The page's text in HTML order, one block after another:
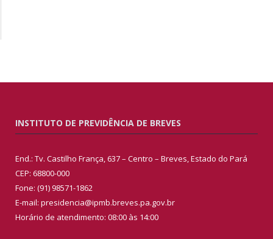
INSTITUTO DE PREVIDÊNCIA DE BREVES
End.: Tv. Castilho França, 637 – Centro – Breves, Estado do Pará
CEP: 68800-000
Fone: (91) 98571-1862
E-mail: presidencia@ipmb.breves.pa.gov.br
Horário de atendimento: 08:00 às 14:00